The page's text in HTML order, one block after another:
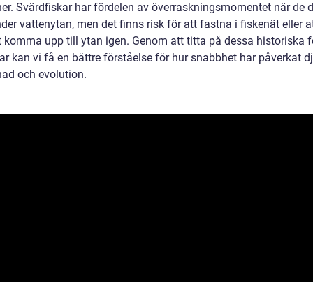
Svärdfiskar har fördelen av överraskningsmomentet när de
vattenytan, men det finns risk för att fastna i fiskenät eller
komma upp till ytan igen. Genom att titta på dessa historiska
kan vi få en bättre förståelse för hur snabbhet har påverkat
och evolution.